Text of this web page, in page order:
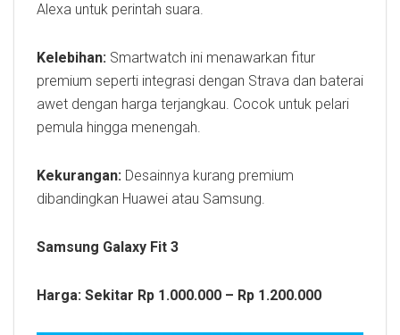
Alexa untuk perintah suara.
Kelebihan: Smartwatch ini menawarkan fitur
premium seperti integrasi dengan Strava dan baterai
awet dengan harga terjangkau. Cocok untuk pelari
pemula hingga menengah.
Kekurangan: Desainnya kurang premium
dibandingkan Huawei atau Samsung.
Samsung Galaxy Fit 3
Harga: Sekitar Rp 1.000.000 – Rp 1.200.000